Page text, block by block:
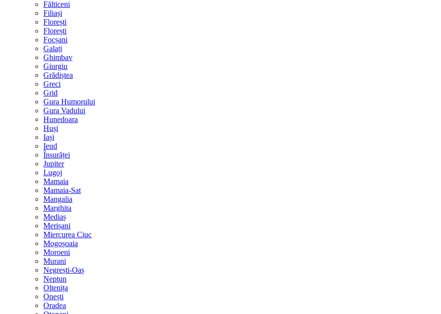
Fălticeni
Filiași
Florești
Florești
Focșani
Galați
Ghimbav
Giurgiu
Grădiștea
Greci
Grid
Gura Humorului
Gura Vadului
Hunedoara
Huși
Iași
Ieud
Însurăței
Jupiter
Lugoj
Mamaia
Mamaia-Sat
Mangalia
Marghita
Mediaș
Merișani
Miercurea Ciuc
Mogoșoaia
Moroeni
Murani
Negrești-Oaș
Neptun
Oltenița
Onești
Oradea